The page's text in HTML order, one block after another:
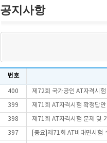
공지사항
번호
400 제72회 국가공인 AT자격시
399 제71회 AT자격시험 확정답
398 제71회 AT자격시험 문제 및
397 [중요]제71회 AT비대면시험